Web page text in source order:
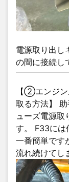
電源取り出し
の間に接続し
【②エンジ
取る方法】
ューズ電源取
す。 F33には
一番簡単です
流れ続けてし